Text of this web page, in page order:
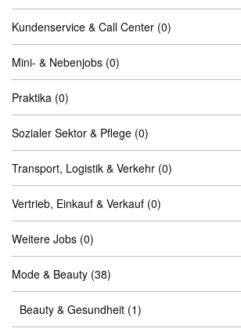
Kundenservice & Call Center (0)
Mini- & Nebenjobs (0)
Praktika (0)
Sozialer Sektor & Pflege (0)
Transport, Logistik & Verkehr (0)
Vertrieb, Einkauf & Verkauf (0)
Weitere Jobs (0)
Mode & Beauty (38)
Beauty & Gesundheit (1)